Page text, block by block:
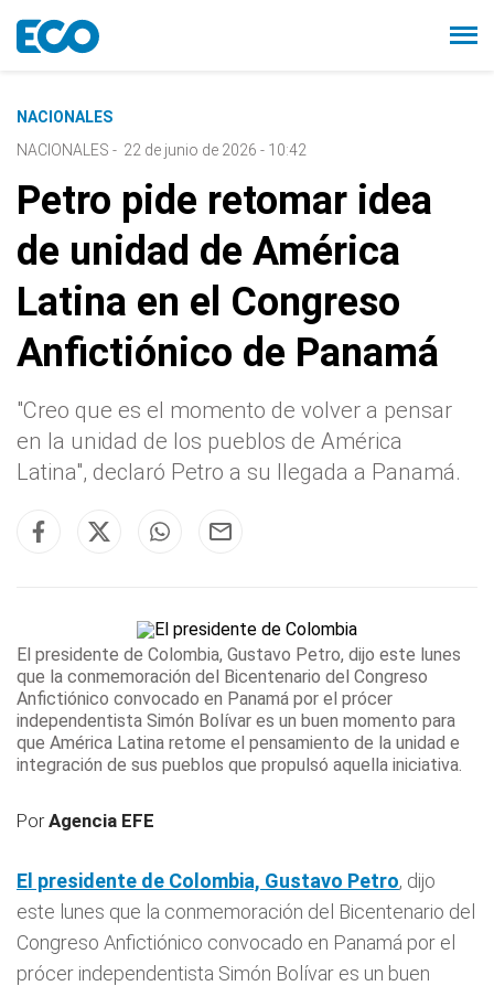
NACIONALES
NACIONALES - 22 de junio de 2026 - 10:42
Petro pide retomar idea
de unidad de América
Latina en el Congreso
Anfictiónico de Panamá
"Creo que es el momento de volver a pensar
en la unidad de los pueblos de América
Latina", declaró Petro a su llegada a Panamá.
El presidente de Colombia, Gustavo Petro, dijo este lunes
que la conmemoración del Bicentenario del Congreso
Anfictiónico convocado en Panamá por el prócer
independentista Simón Bolívar es un buen momento para
que América Latina retome el pensamiento de la unidad e
integración de sus pueblos que propulsó aquella iniciativa.
PorAgencia EFE
El presidente de Colombia, Gustavo Petro, dijo
este lunes que la conmemoración del Bicentenario del
Congreso Anfictiónico convocado en Panamá por el
prócer independentista Simón Bolívar es un buen